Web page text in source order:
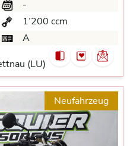
-
1’200 ccm
A
(LU)
Neufahrzeug